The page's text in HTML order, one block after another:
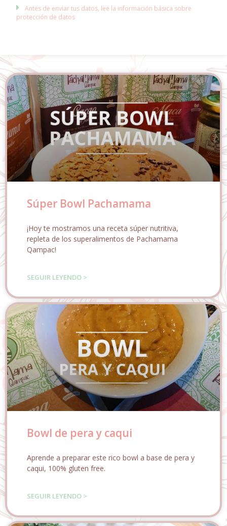
Antes de enviar tus datos, lee la información básica sobre
protección de datos
Súper Bowl Pachamama
¡Hoy te mostramos una receta súper nutritiva,
repleta de los superalimentos de Pachamama
Qampac!
SEGUIR LEYENDO >
Bowl de pera y caqui
Aprende a preparar este rico bowl a base de pera y
caqui, 100% gluten free.
SEGUIR LEYENDO >